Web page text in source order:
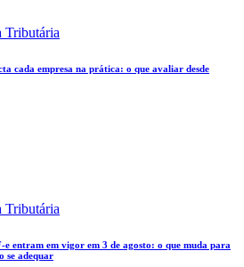
Tributária
cada empresa na prática: o que avaliar desde
Tributária
e entram em vigor em 3 de agosto: o que muda para
se adequar